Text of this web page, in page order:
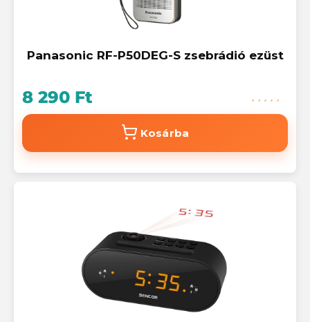
Panasonic RF-P50DEG-S zsebrádió ezüst
8 290 Ft
Kosárba